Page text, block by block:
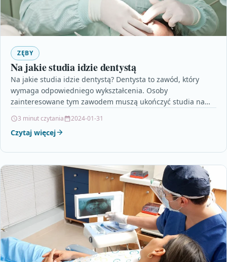
ZĘBY
Na jakie studia idzie dentystą
Na jakie studia idzie dentystą? Dentysta to zawód, który
wymaga odpowiedniego wykształcenia. Osoby
zainteresowane tym zawodem muszą ukończyć studia na
3 minut czytania 2024-01-31
Czytaj więcej